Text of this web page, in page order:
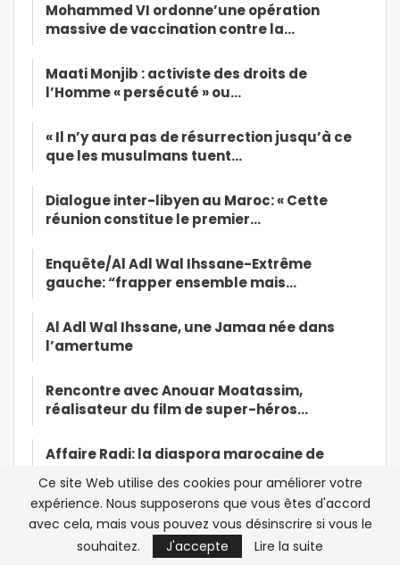
Mohammed VI ordonne’une opération
massive de vaccination contre la…
Maati Monjib : activiste des droits de
l’Homme « persécuté » ou…
« Il n’y aura pas de résurrection jusqu’à ce
que les musulmans tuent…
Dialogue inter-libyen au Maroc: « Cette
réunion constitue le premier…
Enquête/Al Adl Wal Ihssane-Extrême
gauche: “frapper ensemble mais…
Al Adl Wal Ihssane, une Jamaa née dans
l’amertume
Rencontre avec Anouar Moatassim,
réalisateur du film de super-héros…
Affaire Radi: la diaspora marocaine de
Mohammed VI insiste sur le civisme dans la
lutte contre le Coronavirus
Ce site Web utilise des cookies pour améliorer votre
expérience. Nous supposerons que vous êtes d'accord
avec cela, mais vous pouvez vous désinscrire si vous le
souhaitez.
J'accepte Lire la suite